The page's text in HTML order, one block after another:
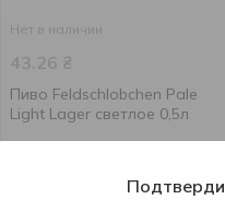
Нет в наличии
43.26 ₴
Пиво Feldschlobchen Pale
Light Lager светлое 0,5л